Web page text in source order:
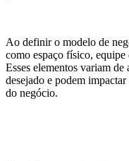
Ao definir o modelo de
como espaço físico,
Esses elementos variam
desejado e podem
do negócio.